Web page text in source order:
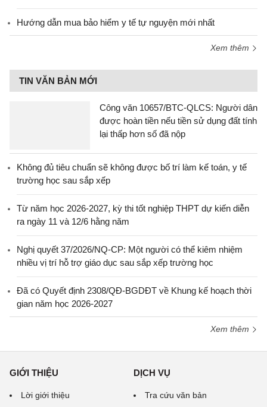
Hướng dẫn mua bảo hiểm y tế tự nguyện mới nhất
Xem thêm
TIN VĂN BẢN MỚI
Công văn 10657/BTC-QLCS: Người dân
được hoàn tiền nếu tiền sử dụng đất tính
lại thấp hơn số đã nộp
Không đủ tiêu chuẩn sẽ không được bố trí làm kế toán, y tế
trường học sau sắp xếp
Từ năm học 2026-2027, kỳ thi tốt nghiệp THPT dự kiến diễn
ra ngày 11 và 12/6 hằng năm
Nghị quyết 37/2026/NQ-CP: Một người có thể kiêm nhiệm
nhiều vị trí hỗ trợ giáo dục sau sắp xếp trường học
Đã có Quyết định 2308/QĐ-BGDĐT về Khung kế hoạch thời
gian năm học 2026-2027
Xem thêm
GIỚI THIỆU
Lời giới thiệu
DỊCH VỤ
Tra cứu văn bản